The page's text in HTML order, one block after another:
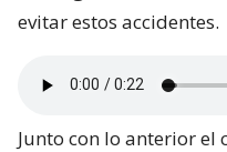
evitar estos accidentes.
Junto con lo anterior el